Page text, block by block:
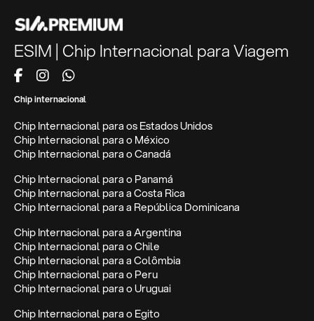
ESIM | Chip Internacional para Viagem
Chip internacional
Chip Internacional para os Estados Unidos
Chip Internacional para o México
Chip Internacional para o Canadá
Chip Internacional para o Panamá
Chip Internacional para a Costa Rica
Chip Internacional para a República Dominicana
Chip Internacional para a Argentina
Chip Internacional para o Chile
Chip Internacional para a Colômbia
Chip Internacional para o Peru
Chip Internacional para o Uruguai
Chip Internacional para o Egito